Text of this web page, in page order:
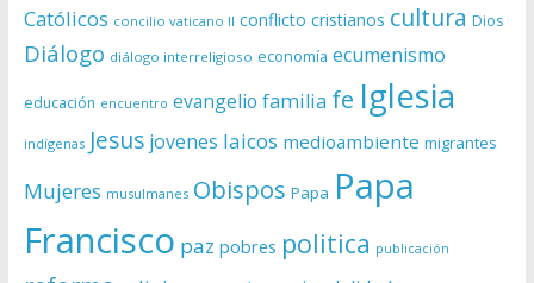
Católicos concilio vaticano II conflicto cristianos cultura Dios
Diálogo diálogo interreligioso economía ecumenismo
educación encuentro evangelio familia fe Iglesia
indígenas Jesus jovenes laicos medioambiente migrantes
Mujeres musulmanes Obispos Papa Papa
Francisco paz pobres politica publicación